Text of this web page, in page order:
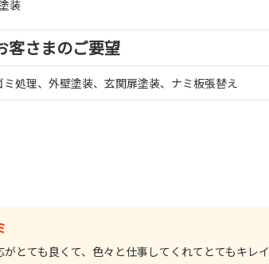
装
客さまのご要望
ミ処理、外壁塗装、玄関扉塗装、ナミ板張替え
とても良くて、色々と仕事してくれてとてもキレイ